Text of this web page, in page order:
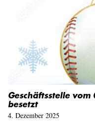
Geschäftsstelle
besetzt
4. Dezember 2025